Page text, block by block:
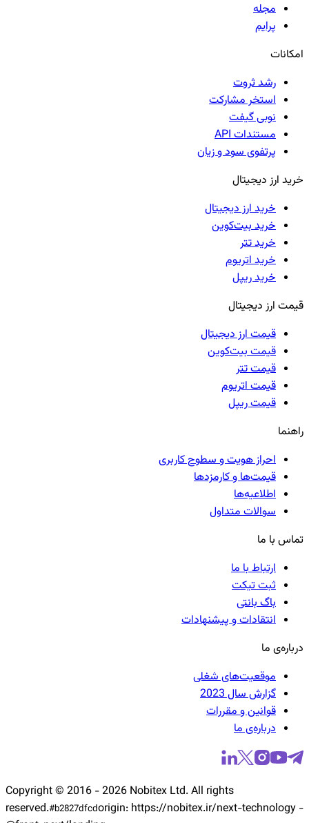
مجله
پرایم
امکانات
رشد ثروت
استخر مشارکت
نوبی گیفت
مستندات API
پرتفوی سود و زیان
خرید ارز دیجیتال
خرید ارز دیجیتال
خرید بیت‌کوین
خرید تتر
خرید اتریوم
خرید ریپل
قیمت ارز دیجیتال
قیمت ارز دیجیتال
قیمت بیت‌کوین
قیمت تتر
قیمت اتریوم
قیمت ریپل
راهنما
احراز هویت و سطوح کاربری
قیمت‌ها و کارمزدها
اطلاعیه‌ها
سوالات متداول
تماس با ما
ارتباط با ما
ثبت تیکت
باگ بانتی
انتقادات و پیشنهادات
درباره‌ی ما
موقعیت‌های شغلی
گزارش سال 2023
قوانین و مقررات
درباره‌ی ما
Copyright © 2016 -2026 Nobitex Ltd. All rights
reserved.#b2827dfcdorigin: https://nobitex.ir/next-technology -